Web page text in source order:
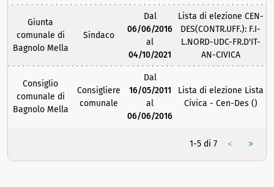
Giunta
comunale di
Bagnolo Mella
Sindaco
Dal
06/06/2016
al
04/10/2021
Lista di elezione CEN-
DES(CONTR.UFF.): F.I-
L.NORD-UDC-FR.D'IT-
AN-CIVICA
Consiglio
comunale di
Bagnolo Mella
Consigliere
comunale
Dal
16/05/2011
al
06/06/2016
Lista di elezione Lista
Civica - Cen-Des ()
1-5 di 7 < >